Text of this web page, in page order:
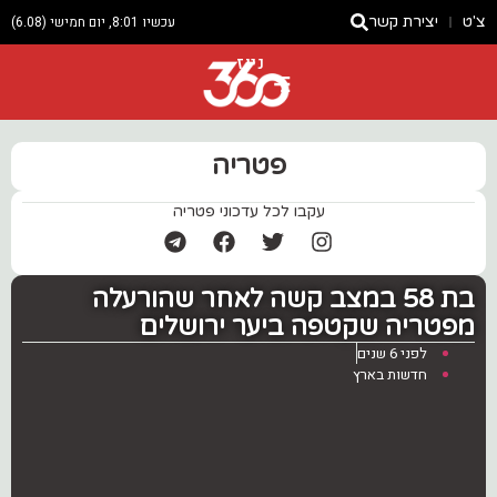
צ'ט יצירת קשר עכשיו 8:01, יום חמישי (6.08)
ניוז
פטריה
עקבו לכל עדכוני פטריה
בת 58 במצב קשה לאחר שהורעלה
מפטריה שקטפה ביער ירושלים
לפני 6 שנים
חדשות בארץ